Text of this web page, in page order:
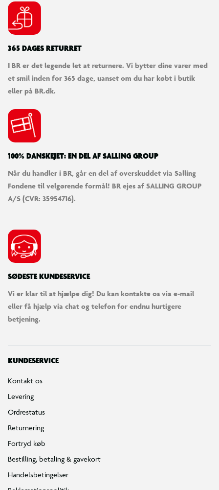
365 DAGES RETURRET
I BR er det legende let at returnere. Vi bytter dine varer med
et smil inden for 365 dage, uanset om du har købt i butik
eller på BR.dk.
100% DANSKEJET: EN DEL AF SALLING GROUP
Når du handler i BR, går en del af overskuddet via Salling
Fondene til velgørende formål! BR ejes af SALLING GROUP
A/S (CVR: 35954716).
SØDESTE KUNDESERVICE
Vi er klar til at hjælpe dig! Du kan kontakte os via e-mail
eller få hjælp via chat og telefon for endnu hurtigere
betjening.
KUNDESERVICE
Kontakt os
Levering
Ordrestatus
Returnering
Fortryd køb
Bestilling, betaling & gavekort
Handelsbetingelser